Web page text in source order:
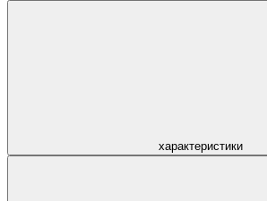
характеристики